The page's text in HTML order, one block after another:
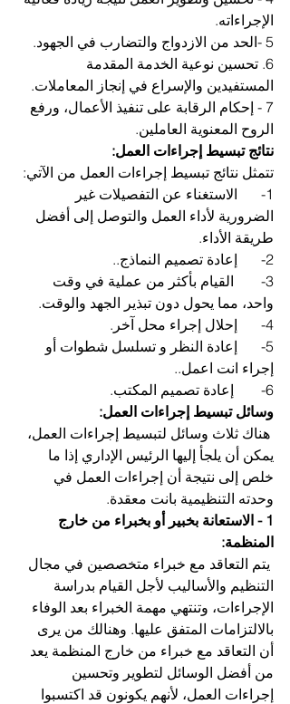
الإجراءاته.
5 -الحد من الازدواج والتضارب في الجهود.
6. تحسين نوعية الخدمة المقدمة
المستفيدين والإسراع في إنجاز المعاملات.
7 - إحكام الرقابة على تنفيذ الأعمال، ورفع
الروح المعنوية العاملين.
نتائج تبسيط إجراءات العمل:
تتمثل نتائج تبسيط إجراءات العمل من الآتي:
1-	الاستغناء عن التفصيلات غير
الضرورية لأداء العمل والتوصل إلى أفضل
طريقة الأداء.
2-	إعادة تصميم النماذج..
3-	 القيام بأكثر من عملية في وقت
واحد، مما يحول دون تبذير الجهد والوقت.
4-	إحلال إجراء محل آخر.
5-	إعادة النظر و تسلسل شطوات أو
إجراء انت اعمل..
6-	 إعادة تصميم المكتب.
وسائل تبسيط إجراءات العمل:
هناك ثلاث وسائل لتبسيط إجراءات العمل،
يمكن أن يلجأ إليها الرئيس الإداري إذا ما
خلص إلى نتيجة أن إجراءات العمل في
وحدته التنظيمية بانت معقدة.
1 - الاستعانة بخبير أو بخبراء من خارج
المنظمة:
يتم التعاقد مع خبراء متخصصين في مجال
التنظيم والأساليب لأجل القيام بدراسة
الإجراءات، وتنتهي مهمة الخبراء بعد الوفاء
بالالتزامات المتفق عليها. وهنالك من يرى
أن التعاقد مع خبراء من خارج المنظمة يعد
من أفضل الوسائل لتطوير وتحسين
إجراءات العمل، لأنهم يكونون قد اكتسبوا